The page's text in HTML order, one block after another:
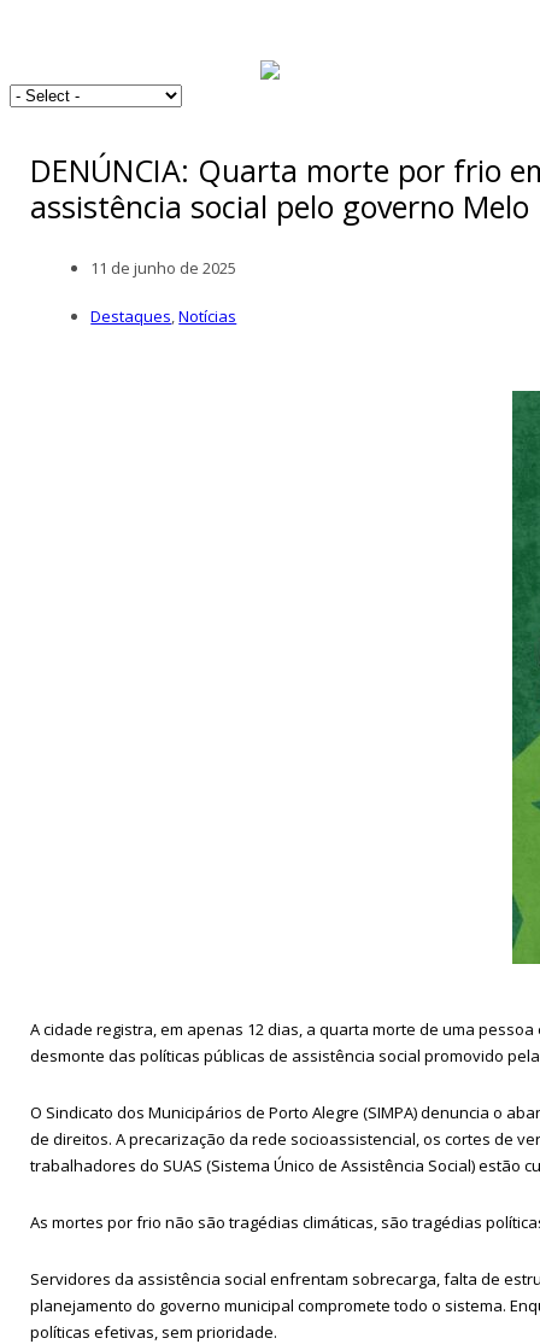
DENÚNCIA: Quarta morte por frio
assistência social pelo governo Melo
11 de junho de 2025
Destaques,Notícias
A cidade registra, em apenas 12 dias, a quarta morte de uma
desmonte das políticas públicas de assistência social promovido
O Sindicato dos Municipários de Porto Alegre (SIMPA) denuncia o
de direitos. A precarização da rede socioassistencial, os cortes de
trabalhadores do SUAS (Sistema Único de Assistência Social) estão
As mortes por frio não são tragédias climáticas, são tragédias
Servidores da assistência social enfrentam sobrecarga, falta de
planejamento do governo municipal compromete todo o sistema.
políticas efetivas, sem prioridade.